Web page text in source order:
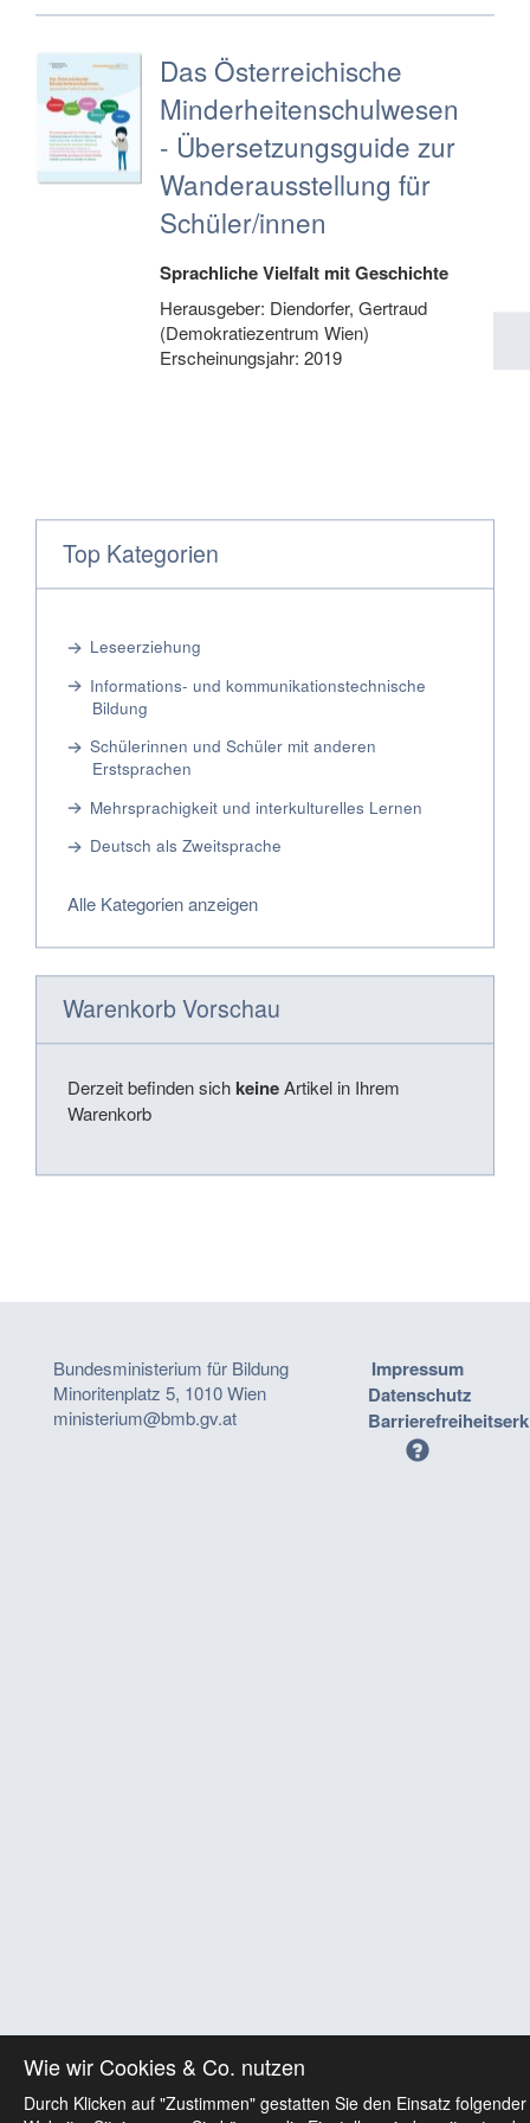
Das Österreichische
Minderheitenschulwesen
- Übersetzungsguide zur
Wanderausstellung für
Schüler/innen
Sprachliche Vielfalt mit Geschichte
Herausgeber: Diendorfer, Gertraud
(Demokratiezentrum Wien)
Erscheinungsjahr: 2019
Top Kategorien
Leseerziehung
Informations- und kommunikationstechnische
Bildung
Schülerinnen und Schüler mit anderen
Erstsprachen
Mehrsprachigkeit und interkulturelles Lernen
Deutsch als Zweitsprache
Alle Kategorien anzeigen
Warenkorb Vorschau
Derzeit befinden sich keineArtikel in Ihrem
Warenkorb
Bundesministerium für Bildung
Minoritenplatz 5, 1010 Wien
ministerium@bmb.gv.at
Impressum
Datenschutz
Wie wir Cookies & Co. nutzen
Durch Klicken auf "Zustimmen" gestatten Sie den Einsatz